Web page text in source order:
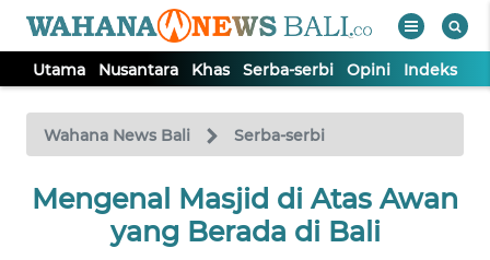
Utama Nusantara Khas Serba-serbi Opini Indeks
Wahana News Bali Serba-serbi
Mengenal Masjid di Atas Awan
yang Berada di Bali
TV
Tutup
UTAMA